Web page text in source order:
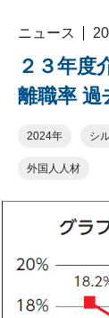
ニュース
２３年度
離職率 過
2024年 シ
外国人人材